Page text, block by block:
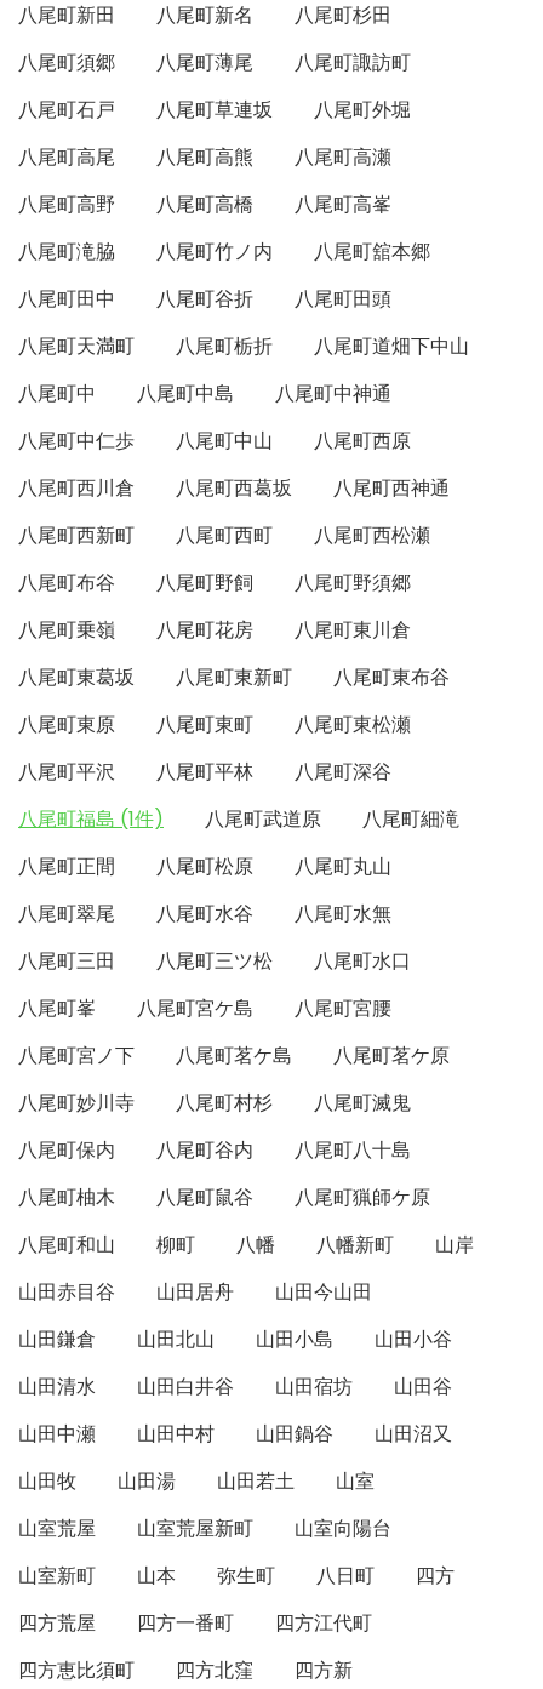
八尾町新田
八尾町新名
八尾町杉田
八尾町須郷
八尾町薄尾
八尾町諏訪町
八尾町石戸
八尾町草連坂
八尾町外堀
八尾町高尾
八尾町高熊
八尾町高瀬
八尾町高野
八尾町高橋
八尾町高峯
八尾町滝脇
八尾町竹ノ内
八尾町舘本郷
八尾町田中
八尾町谷折
八尾町田頭
八尾町天満町
八尾町栃折
八尾町道畑下中山
八尾町中
八尾町中島
八尾町中神通
八尾町中仁歩
八尾町中山
八尾町西原
八尾町西川倉
八尾町西葛坂
八尾町西神通
八尾町西新町
八尾町西町
八尾町西松瀬
八尾町布谷
八尾町野飼
八尾町野須郷
八尾町乗嶺
八尾町花房
八尾町東川倉
八尾町東葛坂
八尾町東新町
八尾町東布谷
八尾町東原
八尾町東町
八尾町東松瀬
八尾町平沢
八尾町平林
八尾町深谷
八尾町福島 (1件)
八尾町武道原
八尾町細滝
八尾町正間
八尾町松原
八尾町丸山
八尾町翠尾
八尾町水谷
八尾町水無
八尾町三田
八尾町三ツ松
八尾町水口
八尾町峯
八尾町宮ケ島
八尾町宮腰
八尾町宮ノ下
八尾町茗ケ島
八尾町茗ケ原
八尾町妙川寺
八尾町村杉
八尾町滅鬼
八尾町保内
八尾町谷内
八尾町八十島
八尾町柚木
八尾町鼠谷
八尾町猟師ケ原
八尾町和山
柳町 八幡 八幡新町
山岸
山田赤目谷
山田居舟
山田今山田
山田鎌倉
山田北山 山田小島
山田小谷
山田清水
山田白井谷 山田宿坊
山田谷
山田中瀬
山田中村 山田鍋谷
山田沼又
山田牧
山田湯 山田若土
山室
山室荒屋
山室荒屋新町
山室向陽台
山室新町
山本 弥生町 八日町
四方
四方荒屋
四方一番町
四方江代町
四方恵比須町
四方北窪
四方新